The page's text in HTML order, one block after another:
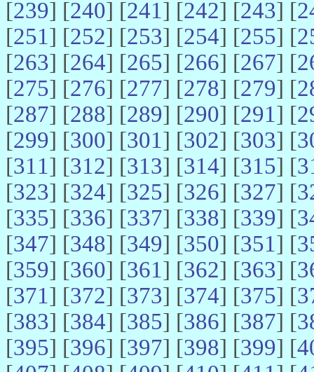
[239] [240] [241] [242] [243] [
[251] [252] [253] [254] [255] [
[263] [264] [265] [266] [267] [
[275] [276] [277] [278] [279] [
[287] [288] [289] [290] [291] [
[299] [300] [301] [302] [303] [
[311] [312] [313] [314] [315] [
[323] [324] [325] [326] [327] [
[335] [336] [337] [338] [339] [
[347] [348] [349] [350] [351] [
[359] [360] [361] [362] [363] [
[371] [372] [373] [374] [375] [
[383] [384] [385] [386] [387] [
[395] [396] [397] [398] [399] [